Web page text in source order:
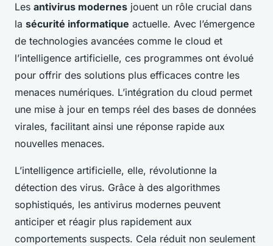
Les antivirus modernes jouent un rôle crucial dans
la sécurité informatique actuelle. Avec l’émergence
de technologies avancées comme le cloud et
l’intelligence artificielle, ces programmes ont évolué
pour offrir des solutions plus efficaces contre les
menaces numériques. L’intégration du cloud permet
une mise à jour en temps réel des bases de données
virales, facilitant ainsi une réponse rapide aux
nouvelles menaces.
L’intelligence artificielle, elle, révolutionne la
détection des virus. Grâce à des algorithmes
sophistiqués, les antivirus modernes peuvent
anticiper et réagir plus rapidement aux
comportements suspects. Cela réduit non seulement